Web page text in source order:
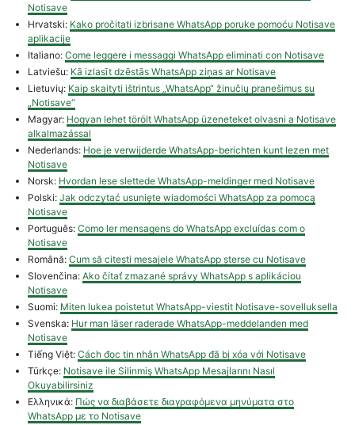
Notisave
Hrvatski: Kako pročitati izbrisane WhatsApp poruke pomoću Notisave
aplikacije
Italiano: Come leggere i messaggi WhatsApp eliminati con Notisave
Latviešu: Kā izlasīt dzēstās WhatsApp ziņas ar Notisave
Lietuvių: Kaip skaityti ištrintus „WhatsApp“ žinučių pranešimus su
„Notisave“
Magyar: Hogyan lehet törölt WhatsApp üzeneteket olvasni a Notisave
alkalmazással
Nederlands: Hoe je verwijderde WhatsApp-berichten kunt lezen met
Notisave
Norsk: Hvordan lese slettede WhatsApp-meldinger med Notisave
Polski: Jak odczytać usunięte wiadomości WhatsApp za pomocą
Notisave
Português: Como ler mensagens do WhatsApp excluídas com o
Notisave
Română: Cum să citești mesajele WhatsApp șterse cu Notisave
Slovenčina: Ako čítať zmazané správy WhatsApp s aplikáciou
Notisave
Suomi: Miten lukea poistetut WhatsApp-viestit Notisave-sovelluksella
Svenska: Hur man läser raderade WhatsApp-meddelanden med
Notisave
Tiếng Việt: Cách đọc tin nhắn WhatsApp đã bị xóa với Notisave
Türkçe: Notisave ile Silinmiş WhatsApp Mesajlarını Nasıl
Okuyabilirsiniz
Ελληνικά: Πώς να διαβάσετε διαγραφόμενα μηνύματα στο
WhatsApp με το Notisave